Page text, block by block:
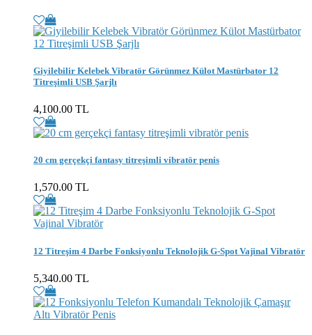
Giyilebilir Kelebek Vibratör Görünmez Külot Mastürbator 12
Titreşimli USB Şarjlı
4,100.00 TL
20 cm gerçekçi fantasy titreşimli vibratör penis
1,570.00 TL
12 Titreşim 4 Darbe Fonksiyonlu Teknolojik G-Spot Vajinal Vibratör
5,340.00 TL